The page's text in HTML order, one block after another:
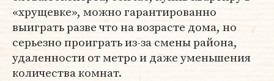
«хрущевке», можно гарантированно
выиграть разве что на возрасте дома, но
серьезно проиграть из-за смены района,
удаленности от метро и даже уменьшения
количества комнат.